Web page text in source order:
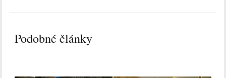
Podobné články